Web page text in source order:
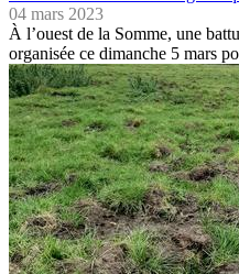
04 mars 2023
À l’ouest de la Somme, une
organisée ce dimanche 5 mars